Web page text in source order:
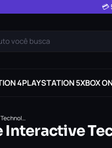
💳
você busca
4PLAYSTATION 5XBOX
Game Science Interactive Technology
Interactive